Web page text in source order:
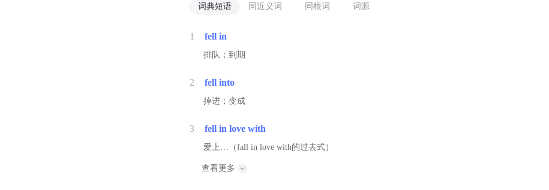
词典短语 同近义词 同根词 词源
1 fell in
排队；到期
2 fell into
掉进；变成
3 fell in love with
爱上…（fall in love with的过去式）
查看更多